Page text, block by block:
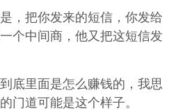
，把你发来的短信，你发给
个中间商，他又把这短信发
底里面是怎么赚钱的，我思
门道可能是这个样子。